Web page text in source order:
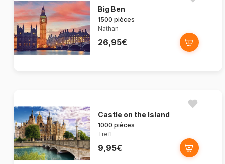
Big Ben
1500 pièces
Nathan
26,95€
Castle on the Island
1000 pièces
Trefl
9,95€